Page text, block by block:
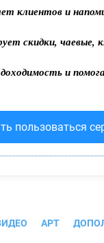
клиентов и
скидки, чаевые,
и
пользоваться
АРТ